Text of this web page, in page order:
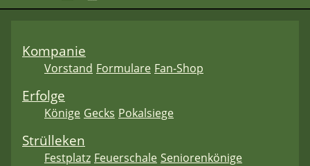
Kompanie
Vorstand Formulare Fan-Shop
Erfolge
Könige Gecks Pokalsiege
Strülleken
Festplatz Feuerschale Seniorenkönige